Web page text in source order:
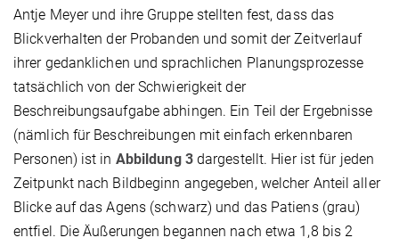
Antje Meyer und ihre Gruppe stellten fest, dass das
Blickverhalten der Probanden und somit der Zeitverlauf
ihrer gedanklichen und sprachlichen Planungsprozesse
tatsächlich von der Schwierigkeit der
Beschreibungsaufgabe abhingen. Ein Teil der Ergebnisse
(nämlich für Beschreibungen mit einfach erkennbaren
Personen) ist in Abbildung 3 dargestellt. Hier ist für jeden
Zeitpunkt nach Bildbeginn angegeben, welcher Anteil aller
Blicke auf das Agens (schwarz) und das Patiens (grau)
entfiel. Die Äußerungen begannen nach etwa 1,8 bis 2